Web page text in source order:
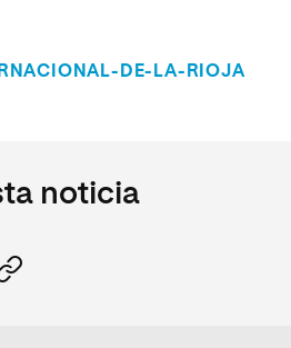
DE-LA-RIOJA
noticia